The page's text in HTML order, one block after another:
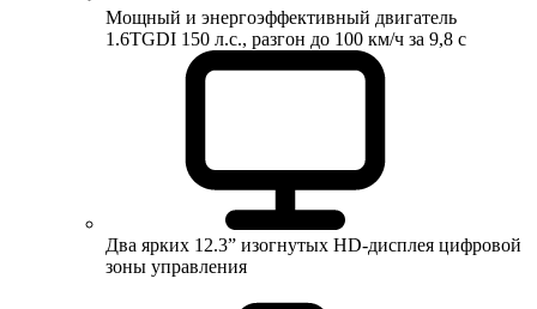
Мощный и энергоэффективный двигатель
1.6TGDI 150 л.с., разгон до 100 км/ч за 9,8 с
Два ярких 12.3” изогнутых HD-дисплея цифровой
зоны управления